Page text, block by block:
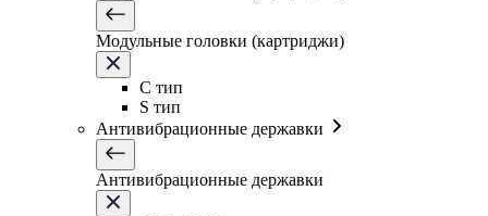
Модульные головки (картриджи)
C тип
S тип
Антивибрационные державки
Антивибрационные державки